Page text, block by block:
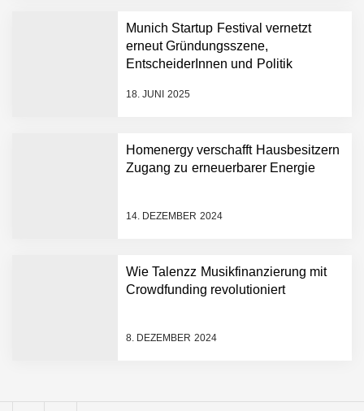
Munich Startup Festival vernetzt
erneut Gründungsszene,
EntscheiderInnen und Politik
18. JUNI 2025
Homenergy verschafft Hausbesitzern
Zugang zu erneuerbarer Energie
14. DEZEMBER 2024
Wie Talenzz Musikfinanzierung mit
Crowdfunding revolutioniert
8. DEZEMBER 2024
beteiligt sich erneut an
Filics
Tobias Klug von nuuEnergy
vernetzt erneut
Gründungsszene,
Hannes Münzinger von